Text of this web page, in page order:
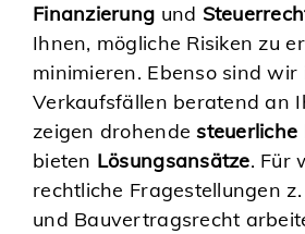
Finanzierung und
Ihnen, mögliche Risiken zu
minimieren. Ebenso sind wir
Verkaufsfällen beratend an
zeigen drohende steuerliche
bieten Lösungsansätze. Für
rechtliche Fragestellungen
und Bauvertragsrecht